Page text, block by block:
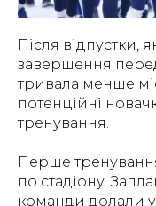
Після відпустки,
завершення
тривала менше
потенційні
тренування.
Перше
по стадіону.
команди долали